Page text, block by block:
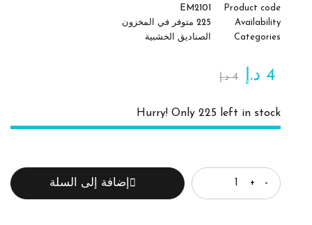
Product code
EM2101
Availability
225 متوفر في المخزون
Categories
الصناديق الخشبية
4 د.إ 4 د.إ
Hurry! Only 225 left in stock
إضافة إلى السلة